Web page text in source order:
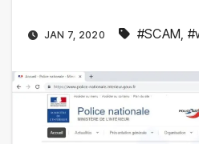
JAN 7, 2020 #SCAM,